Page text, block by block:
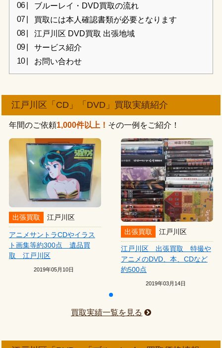
ブルーレイ・DVD買取の流れ
買取には本人確認書類が必要となります
江戸川区 DVD買取 出張地域
サービス紹介
お問い合わせ
江戸川区「CD」「DVD」買取実績紹介
年間のご依頼1,000件以上！ その一例をご紹介！
出張買取 江戸川区
アニメサントラCDやイラス
ト画集等約300点 遺品買
取 江戸川区
2019年05月10日
出張買取 江戸川区
江戸川区 出張買取 特撮や
アニメのDVD、本、CDなど
約500点
2019年03月14日
買取実績一覧を見る